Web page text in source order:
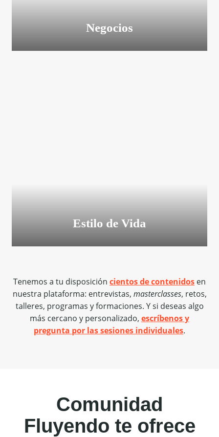
Negocios
Estilo de Vida
Tenemos a tu disposición cientos de contenidos en
nuestra plataforma: entrevistas, masterclasses, retos,
talleres, programas y formaciones. Y si deseas algo
más cercano y personalizado, escríbenos y
pregunta por las sesiones individuales.
Comunidad
Fluyendo te ofrece